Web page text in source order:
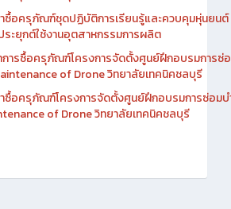
าซื้อครุภัณฑ์ชุดปฏิบัติการเรียนรู้และควบคุมหุ่นยน
ระยุกต์ใช้งานอุตสาหกรรมการผลิต
การซื้อครุภัณฑ์โครงการจัดตั้งศูนย์ฝึกอบรมการซ่
of Drone วิทยาลัยเทคนิคชลบุรี
ซื้อครุภัณฑ์โครงการจัดตั้งศูนย์ฝึกอบรมการซ่อมบ
of Drone วิทยาลัยเทคนิคชลบุรี